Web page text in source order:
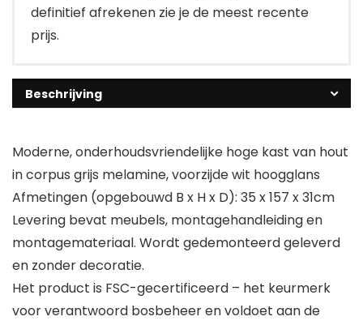
definitief afrekenen zie je de meest recente
prijs.
Beschrijving
Moderne, onderhoudsvriendelijke hoge kast van hout
in corpus grijs melamine, voorzijde wit hoogglans
Afmetingen (opgebouwd B x H x D): 35 x 157 x 31cm
Levering bevat meubels, montagehandleiding en
montagemateriaal. Wordt gedemonteerd geleverd
en zonder decoratie.
Het product is FSC-gecertificeerd – het keurmerk
voor verantwoord bosbeheer en voldoet aan de